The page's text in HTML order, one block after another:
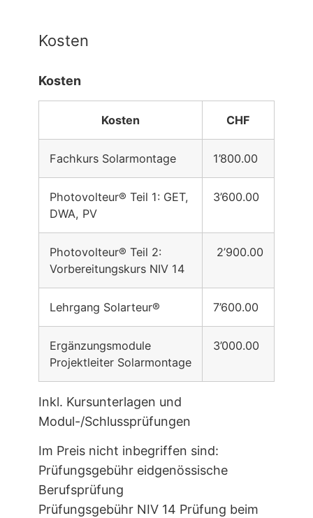
Kosten
Kosten
Kosten CHF
Fachkurs Solarmontage 1’800.00
Photovolteur® Teil 1: GET,
DWA, PV
3’600.00
Photovolteur® Teil 2:
Vorbereitungskurs NIV 14
2’900.00
Lehrgang Solarteur® 7’600.00
Ergänzungsmodule
Projektleiter Solarmontage
3’000.00
Inkl. Kursunterlagen und
Modul-/Schlussprüfungen
Im Preis nicht inbegriffen sind:
Prüfungsgebühr eidgenössische
Berufsprüfung
Prüfungsgebühr NIV 14 Prüfung beim